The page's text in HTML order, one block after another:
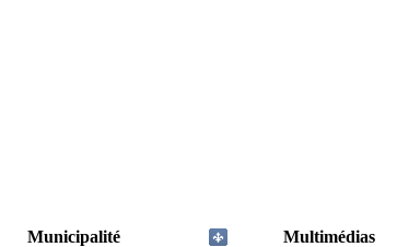
Municipalité
Multimédias